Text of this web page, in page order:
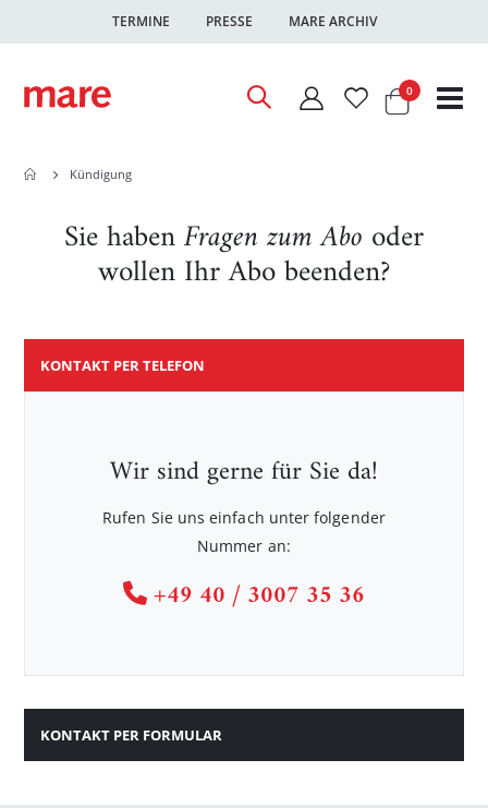
TERMINE PRESSE MARE ARCHIV
Warenkorb
0Artikel
Kündigung
Sie habenFragen zum Abo oder
wollen Ihr Abo beenden?
KONTAKT PER TELEFON
Wir sind gerne für Sie da!
Rufen Sie uns einfach unter folgender
Nummer an:
+49 40 / 3007 35 36
KONTAKT PER FORMULAR